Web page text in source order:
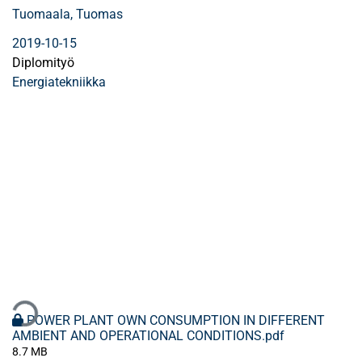
Tuomaala, Tuomas
2019-10-15
Diplomityö
Energiatekniikka
POWER PLANT OWN CONSUMPTION IN DIFFERENT
AMBIENT AND OPERATIONAL CONDITIONS.pdf
8.7 MB